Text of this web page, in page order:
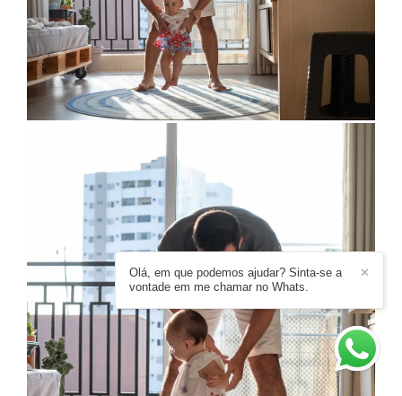
✕
Olá, em que podemos ajudar? Sinta-se a
vontade em me chamar no Whats.